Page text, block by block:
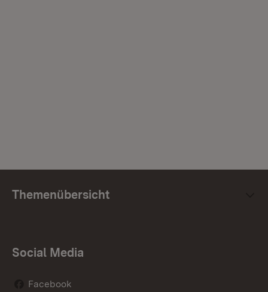
Themenübersicht
Social Media
Facebook